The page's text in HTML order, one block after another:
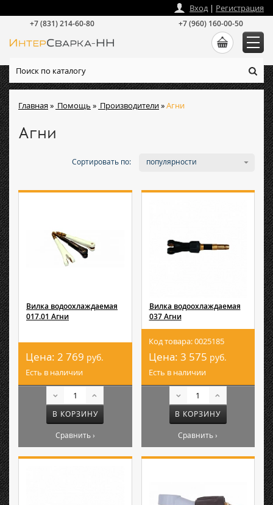
Главная» Помощь » Производители»Агни
Агни
Сортировать по: популярности
Вилка водоохлаждаемая
017.01 Агни
Цена: 2 769 руб.
Есть в наличии
В КОРЗИНУ
Сравнить ›
Вилка водоохлаждаемая
037 Агни
Код товара: 0025185
Цена: 3 575 руб.
Есть в наличии
В КОРЗИНУ
Сравнить ›
Вход| Регистрация
+7 (831) 214-60-80 +7 (960) 160-00-50